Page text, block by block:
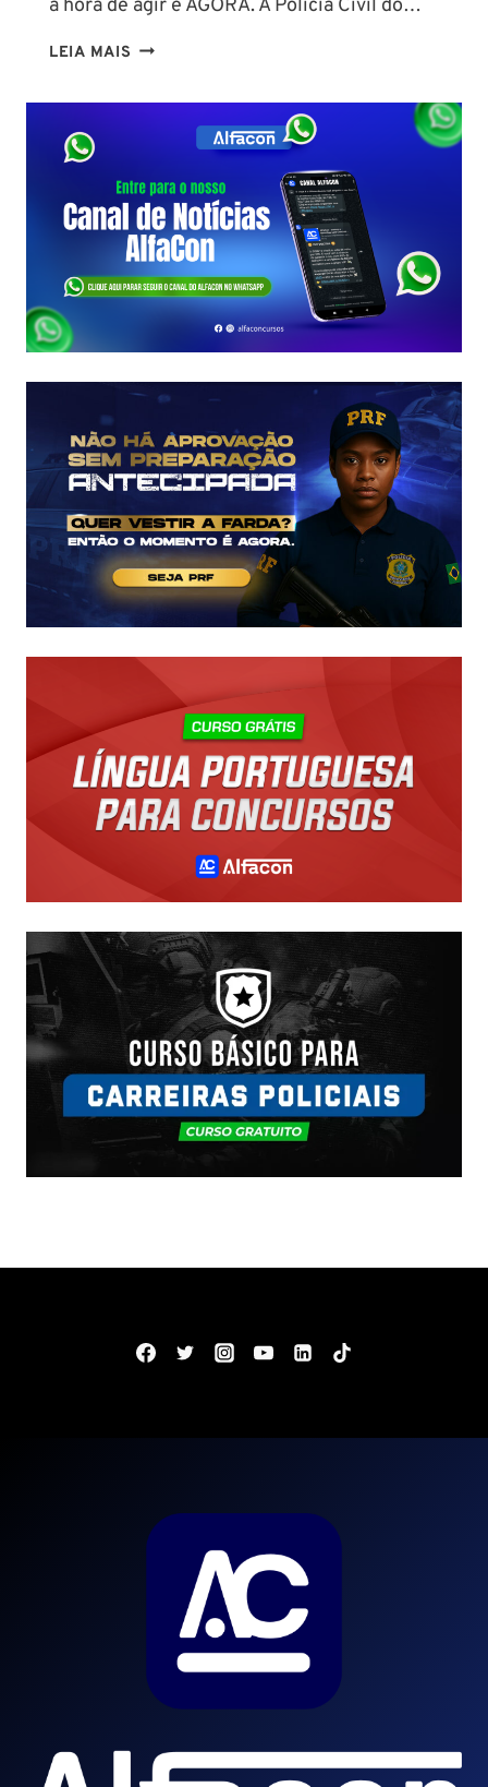
a hora de agir é AGORA. A Polícia Civil do…
LEIA MAIS CONCURSO
PA
COMISSÃO
ORGANIZADORA
FORMADA!
VEJA
VAGAS,
SALÁRIOS
DO